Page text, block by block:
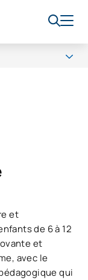
et
de 6 à 12
et
avec le
qui